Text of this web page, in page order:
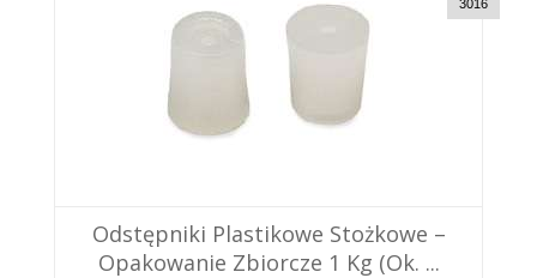
3016
Odstępniki Plastikowe Stożkowe –
Opakowanie Zbiorcze 1 Kg (ok. ...